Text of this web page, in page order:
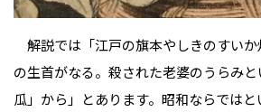
解説では「江戸の旗本やしきのすい
の生首がなる。殺された老婆のうらみ
瓜」から」とあります。昭和ならでは